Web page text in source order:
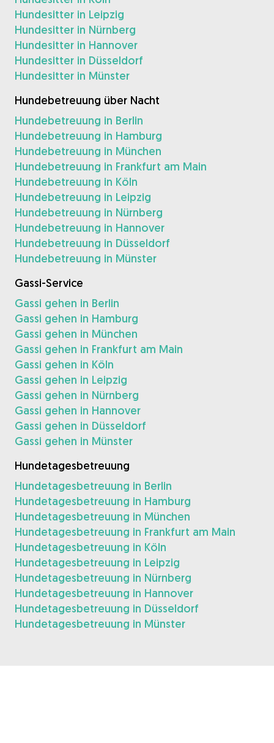
Hundesitter in Leipzig
Hundesitter in Nürnberg
Hundesitter in Hannover
Hundesitter in Düsseldorf
Hundesitter in Münster
Hundebetreuung über Nacht
Hundebetreuung in Berlin
Hundebetreuung in Hamburg
Hundebetreuung in München
Hundebetreuung in Frankfurt am Main
Hundebetreuung in Köln
Hundebetreuung in Leipzig
Hundebetreuung in Nürnberg
Hundebetreuung in Hannover
Hundebetreuung in Düsseldorf
Hundebetreuung in Münster
Gassi-Service
Gassi gehen in Berlin
Gassi gehen in Hamburg
Gassi gehen in München
Gassi gehen in Frankfurt am Main
Gassi gehen in Köln
Gassi gehen in Leipzig
Gassi gehen in Nürnberg
Gassi gehen in Hannover
Gassi gehen in Düsseldorf
Gassi gehen in Münster
Hundetagesbetreuung
Hundetagesbetreuung in Berlin
Hundetagesbetreuung in Hamburg
Hundetagesbetreuung in München
Hundetagesbetreuung in Frankfurt am Main
Hundetagesbetreuung in Köln
Hundetagesbetreuung in Leipzig
Hundetagesbetreuung in Nürnberg
Hundetagesbetreuung in Hannover
Hundetagesbetreuung in Düsseldorf
Hundetagesbetreuung in Münster